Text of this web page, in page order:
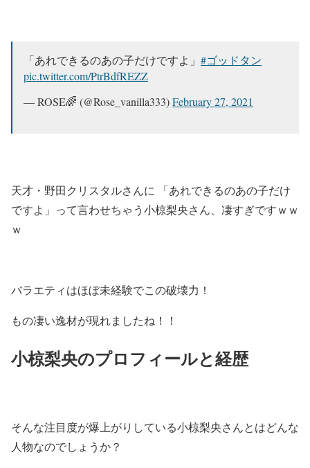
「あれできるのあの子だけですよ」 #ゴッドタン
pic.twitter.com/PtrBdfREZZ
— ROSE🌈 (@Rose_vanilla333)February 27, 2021
天才・野田クリスタルさんに 「あれできるのあの子だけ
ですよ」って言わせちゃう小椋梨央さん、凄すぎですｗｗ
ｗ
バラエティはほぼ未経験でこの破壊力！
もの凄い逸材が現れましたね！！
小椋梨央のプロフィールと経歴
そんな注目度が爆上がりしている小椋梨央さんとはどんな
人物なのでしょうか？